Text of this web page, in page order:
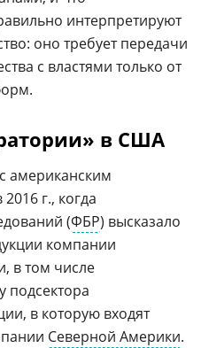
интерпретируют
оно требует передачи
с властями только от
в США
американским
г., когда
(ФБР) высказало
компании
в том числе
подсектора
в которую входят
Северной Америки.